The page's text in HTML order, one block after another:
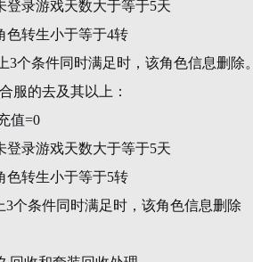
登录游戏天数大于等于5天
色转生小于等于4转
3个条件同时满足时，该角色信息删除。
服的去及其以上：
值=0
登录游戏天数大于等于5天
色转生小于等于5转
3个条件同时满足时，该角色信息删除